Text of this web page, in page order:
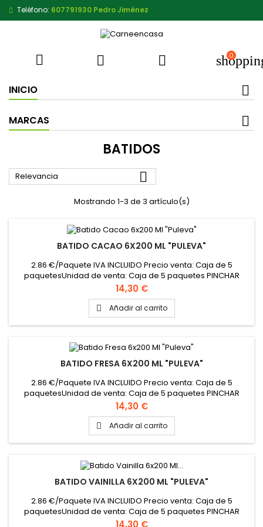
Teléfono: 607791930 Pedro Jiménez
   0
INICIO
MARCAS
BATIDOS
Relevancia 
Mostrando 1-3 de 3 artículo(s)
BATIDO CACAO 6X200 ML "PULEVA"
2.86 €/Paquete IVA INCLUIDO Precio venta: Caja de 5
paquetesUnidad de venta: Caja de 5 paquetes PINCHAR
AQUÍ PARA VER FICHA TÉCNICA
Precio
14,30 €
 Añadir al carrito
BATIDO FRESA 6X200 ML "PULEVA"
2.86 €/Paquete IVA INCLUIDO Precio venta: Caja de 5
paquetesUnidad de venta: Caja de 5 paquetes PINCHAR
AQUÍ PARA VER FICHA TÉCNICA
Precio
14,30 €
 Añadir al carrito
BATIDO VAINILLA 6X200 ML "PULEVA"
2.86 €/Paquete IVA INCLUIDO Precio venta: Caja de 5
paquetesUnidad de venta: Caja de 5 paquetes PINCHAR
AQUÍ PARA VER FICHA TÉCNICA
Precio
14,30 €